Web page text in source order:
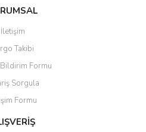
yorumu siz yapın!
veya görüntülenemiyor.
bulunuyor.
pahalı.
olmalı.
İletişim
Takibi
Formu
Sorgula
Formu